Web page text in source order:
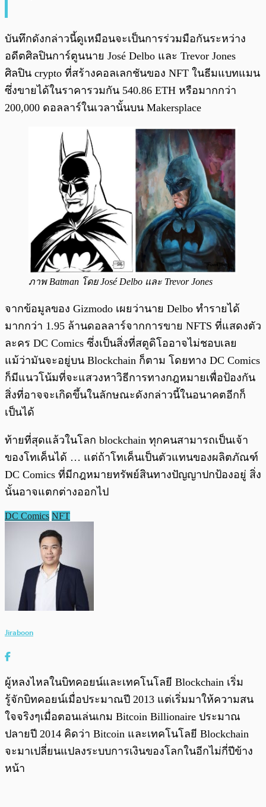
บันทึกดังกล่าวนี้ดูเหมือนจะเป็นการร่วมมือกันระหว่าง
อดีตศิลปินการ์ตูนนาย José Delbo และ Trevor Jones
ศิลปิน crypto ที่สร้างคอลเลกชันของ NFT ในธีมแบทแมน
ซึ่งขายได้ในราคารวมกัน 540.86 ETH หรือมากกว่า
200,000 ดอลลาร์ในเวลานั้นบน Makersplace
ภาพ Batman โดย José Delbo และ Trevor Jones
จากข้อมูลของ Gizmodo เผยว่านาย Delbo ทำรายได้
มากกว่า 1.95 ล้านดอลลาร์จากการขาย NFTS ที่แสดงตัว
ละคร DC Comics ซึ่งเป็นสิ่งที่สตูดิโออาจไม่ชอบเลย
แม้ว่ามันจะอยู่บน Blockchain ก็ตาม โดยทาง DC Comics
ก็มีแนวโน้มที่จะแสวงหาวิธีการทางกฎหมายเพื่อป้องกัน
สิ่งที่อาจจะเกิดขึ้นในลักษณะดังกล่าวนี้ในอนาคตอีกก็
เป็นได้
ท้ายที่สุดแล้วในโลก blockchain ทุกคนสามารถเป็นเจ้า
ของโทเค็นได้ … แต่ถ้าโทเค็นเป็นตัวแทนของผลิตภัณฑ์
DC Comics ที่มีกฎหมายทรัพย์สินทางปัญญาปกป้องอยู่ สิ่ง
นั้นอาจแตกต่างออกไป
DC Comics NFT
Jiraboon
ผู้หลงไหลในบิทคอยน์และเทคโนโลยี Blockchain เริ่ม
รู้จักบิทคอยน์เมื่อประมาณปี 2013 แต่เริ่มมาให้ความสน
ใจจริงๆเมื่อตอนเล่นเกม Bitcoin Billionaire ประมาณ
ปลายปี 2014 คิดว่า Bitcoin และเทคโนโลยี Blockchain
จะมาเปลี่ยนแปลงระบบการเงินของโลกในอีกไม่กี่ปีข้าง
หน้า